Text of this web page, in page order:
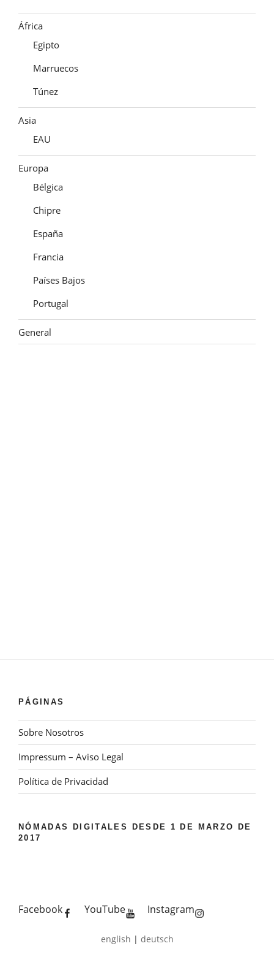
África
Egipto
Marruecos
Túnez
Asia
EAU
Europa
Bélgica
Chipre
España
Francia
Países Bajos
Portugal
General
PÁGINAS
Sobre Nosotros
Impressum – Aviso Legal
Política de Privacidad
NÓMADAS DIGITALES DESDE 1 DE MARZO DE
2017
Facebook YouTube Instagram
english | deutsch